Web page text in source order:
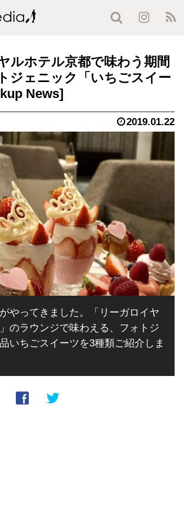
ルホテル京都で味わう期間
ジェニック「いちごスイー
2019.01.22
やってきました。「リーガロイヤ
のラウンジで味わえる、フォトジ
いちごスイーツを3種類ご紹介しま